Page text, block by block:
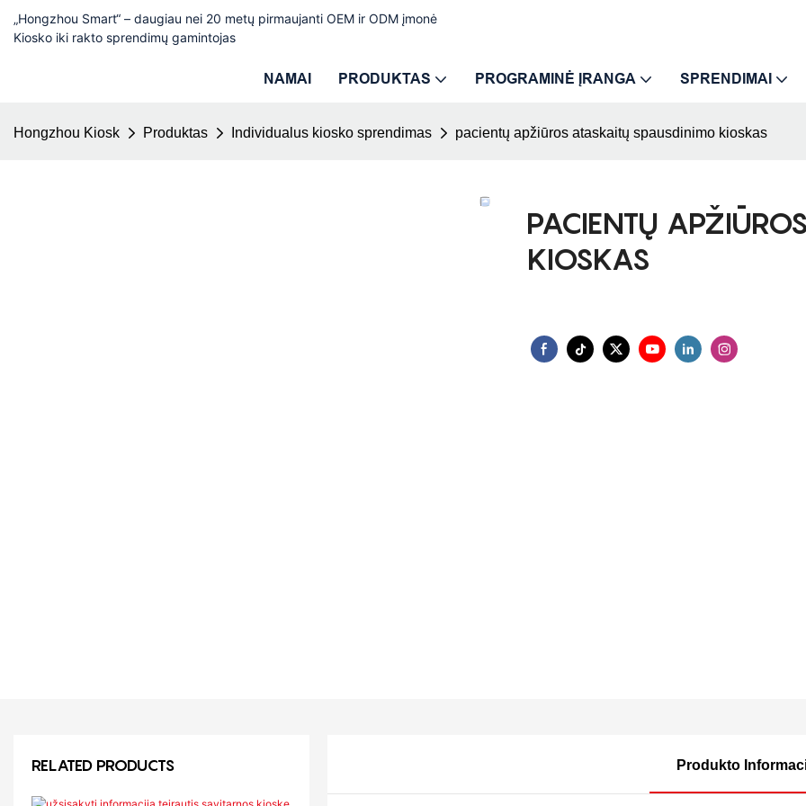
„Hongzhou Smart“ – daugiau nei 20 metų pirmaujanti OEM ir ODM įmonė
Kiosko iki rakto sprendimų gamintojas
NAMAI PRODUKTAS PROGRAMINĖ ĮRANGA SPRENDIMAI
Hongzhou Kiosk Produktas Individualus kiosko sprendimas pacientų apžiūros ataskaitų spausdinimo kioskas
PACIENTŲ
KIOSKAS
Produkto
RELATED PRODUCTS